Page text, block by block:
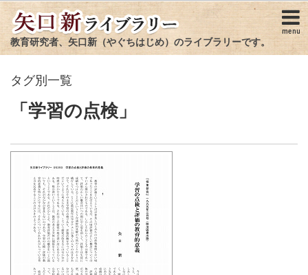
menu
教育研究者、矢口新（やぐちはじめ）のライブラリーです。
タグ別一覧
「学習の点検」